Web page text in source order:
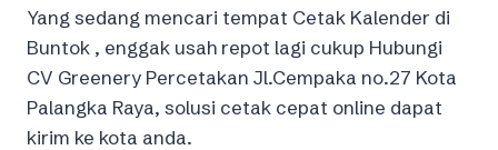
Yang sedang mencari tempat Cetak Kalender di
Buntok , enggak usah repot lagi cukup Hubungi
CV Greenery Percetakan Jl.Cempaka no.27 Kota
Palangka Raya, solusi cetak cepat online dapat
kirim ke kota anda.